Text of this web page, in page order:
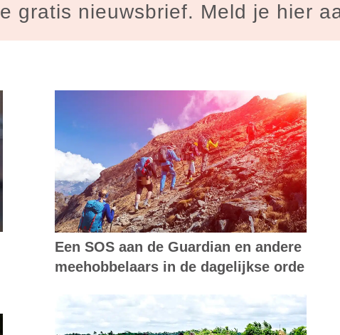
gratis nieuwsbrief. Meld je hier
Een SOS aan de Guardian en andere
meehobbelaars in de dagelijkse orde